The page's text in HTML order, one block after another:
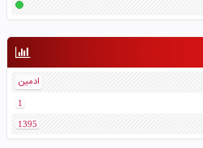
ادمین
1
1395